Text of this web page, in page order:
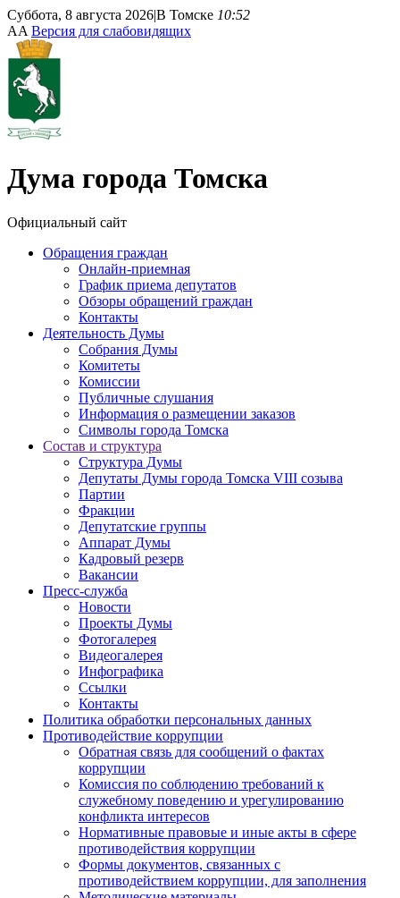
Суббота, 8 августа 2026|В Томске 10:52
AA Версия для слабовидящих
Дума города Томска
Официальный сайт
Обращения граждан
Онлайн-приемная
График приема депутатов
Обзоры обращений граждан
Контакты
Деятельность Думы
Собрания Думы
Комитеты
Комиссии
Публичные слушания
Информация о размещении заказов
Символы города Томска
Состав и структура
Структура Думы
Депутаты Думы города Томска VIII созыва
Партии
Фракции
Депутатские группы
Аппарат Думы
Кадровый резерв
Вакансии
Пресс-служба
Новости
Проекты Думы
Фотогалерея
Видеогалерея
Инфографика
Ссылки
Контакты
Политика обработки персональных данных
Прoтивoдeйствие кoрpупции
Обратная связь для сообщений о фактах
коррупции
Комиссия по соблюдению требований к
служебному поведению и урегулированию
конфликта интересов
Нормативные правовые и иные акты в сфере
противодействия коррупции
Формы документов, связанных с
противодействием коррупции, для заполнения